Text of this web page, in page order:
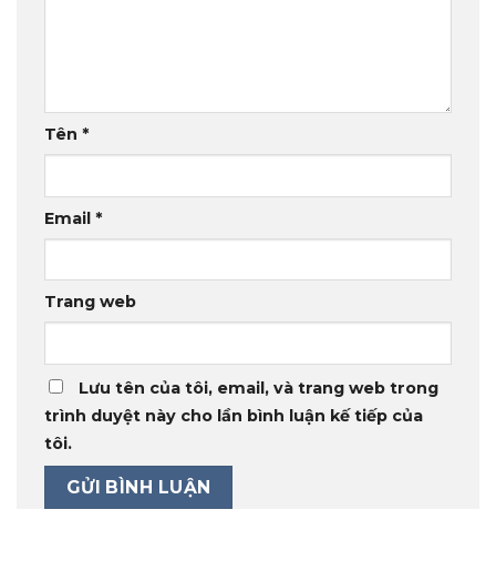
Tên *
Email *
Trang web
Lưu tên của tôi, email, và trang web trong
trình duyệt này cho lần bình luận kế tiếp của
tôi.